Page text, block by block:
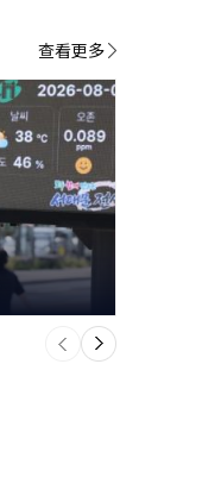
下
一
个
查看更多